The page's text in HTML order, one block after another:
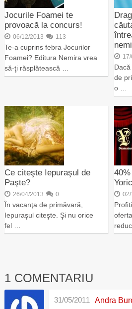
Jocurile Foamei te
provoacă la concurs!
06/12/2013 113
Te-a cuprins febra Jocurilor
Foamei? Editura Nemira vrea
să-ţi răsplătească …
de
o …
Ce citeşte Iepuraşul de
Paşte?
26/04/2013 0
În vacanţa de primăvară,
Iepuraşul citeşte. Şi nu orice
fel …
1 COMENTARIU
Andra
31/05/2011